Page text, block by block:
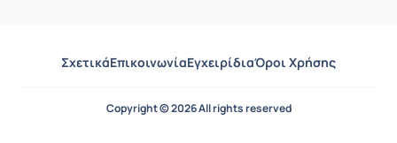
ΣχετικάΕπικοινωνίαΕγχειρίδιαΌροι Χρήσης
Copyright © 2026 All rights reserved